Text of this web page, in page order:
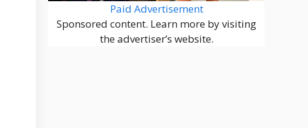
Paid Advertisement
Sponsored content. Learn more by visiting
the advertiser’s website.